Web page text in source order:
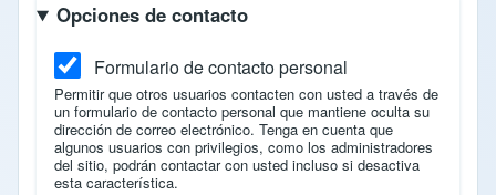
Opciones de contacto
Formulario de contacto personal
Permitir que otros usuarios contacten con usted a través de
un formulario de contacto personal que mantiene oculta su
dirección de correo electrónico. Tenga en cuenta que
algunos usuarios con privilegios, como los administradores
del sitio, podrán contactar con usted incluso si desactiva
esta característica.